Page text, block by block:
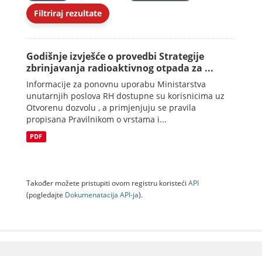
Filtriraj rezultate
Godišnje izvješće o provedbi Strategije
zbrinjavanja radioaktivnog otpada za ...
Informacije za ponovnu uporabu Ministarstva
unutarnjih poslova RH dostupne su korisnicima uz
Otvorenu dozvolu , a primjenjuju se pravila
propisana Pravilnikom o vrstama i...
PDF
Također možete pristupiti ovom registru koristeći API
(pogledajte Dokumenаtаcijа API-jа).